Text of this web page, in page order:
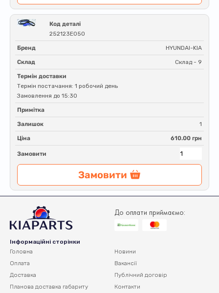
Код деталі
252123E050
Бренд HYUNDAI-KIA
Склад Склад - 9
Термін доставки
Термін постачання: 1 робочий день
Замовлення до 15:30
Примітка
Залишок 1
Ціна 610.00 грн
Замовити
Замовити
До оплати приймаємо:
Інформаційні сторінки
Головна
Оплата
Доставка
Планова доставка габариту
Новини
Вакансії
Публічний договір
Контакти